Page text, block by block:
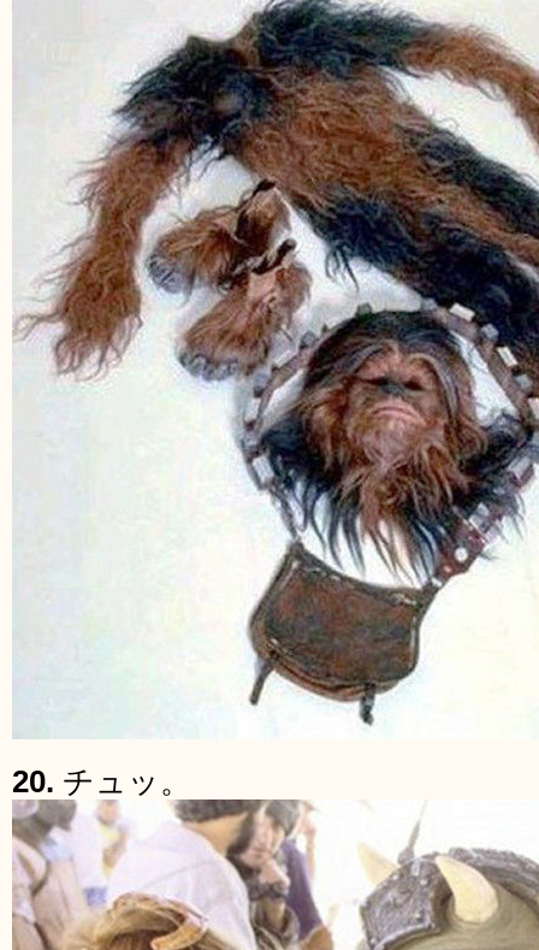
20. チュッ。